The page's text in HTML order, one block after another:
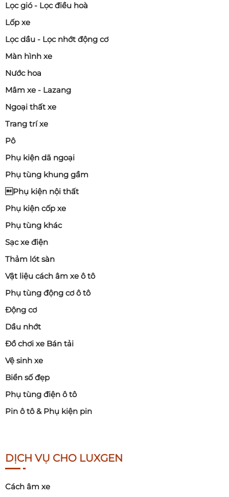
Lọc gió - Lọc điều hoà
Lốp xe
Lọc dầu - Lọc nhớt động cơ
Màn hình xe
Nước hoa
Mâm xe - Lazang
Ngoại thất xe
Trang trí xe
Pô
Phụ kiện dã ngoại
Phụ tùng khung gầm
Phụ kiện nội thất
Phụ kiện cốp xe
Phụ tùng khác
Sạc xe điện
Thảm lót sàn
Vật liệu cách âm xe ô tô
Phụ tùng động cơ ô tô
Động cơ
Dầu nhớt
Đồ chơi xe Bán tải
Vệ sinh xe
Biển số đẹp
Phụ tùng điện ô tô
Pin ô tô & Phụ kiện pin
DỊCH VỤ CHO LUXGEN
Cách âm xe